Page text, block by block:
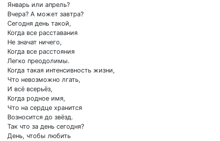
Январь или апрель?
Вчера? А может завтра?
Сегодня день такой,
Когда все расставания
Не значат ничего,
Когда все расстояния
Легко преодолимы.
Когда такая интенсивность жизни,
Что невозможно лгать,
И всё всерьёз,
Когда родное имя,
Что на сердце хранится
Возносится до звёзд.
Так что за день сегодня?
День, чтобы любить